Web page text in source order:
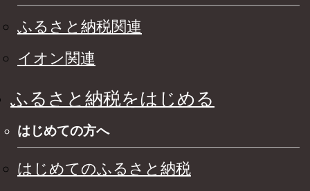
ふるさと納税関連
イオン関連
ふるさと納税をはじめる
はじめての方へ
はじめてのふるさと納税